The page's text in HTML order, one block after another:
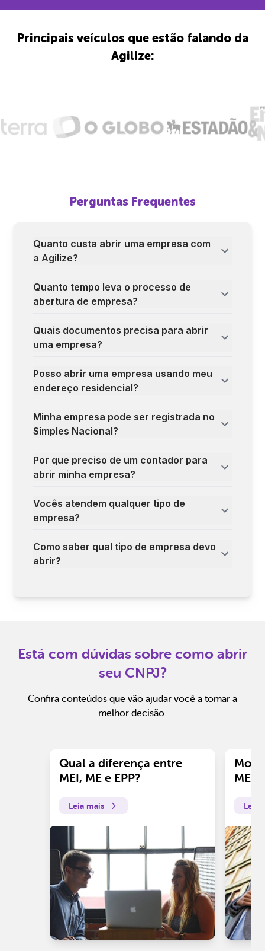
Principais veículos que estão falando da
Agilize:
Perguntas Frequentes
Quanto custa abrir uma empresa com
a Agilize?
Quanto tempo leva o processo de
abertura de empresa?
Quais documentos precisa para abrir
uma empresa?
Posso abrir uma empresa usando meu
endereço residencial?
Minha empresa pode ser registrada no
Simples Nacional?
Por que preciso de um contador para
abrir minha empresa?
Vocês atendem qualquer tipo de
empresa?
Como saber qual tipo de empresa devo
abrir?
Está com dúvidas sobre como abrir
seu CNPJ?
Confira conteúdos que vão ajudar você a tomar a
melhor decisão.
Qual a diferença entre
MEI, ME e EPP?
Leia mais
ME?
Leia